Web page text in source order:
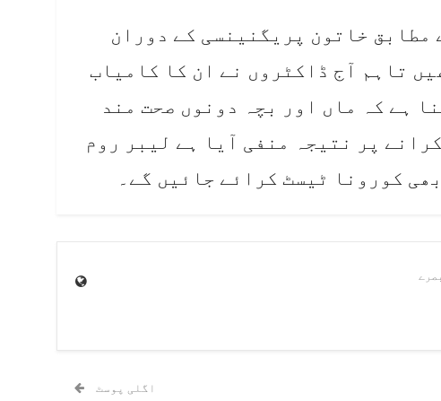
مطابق خاتون پریگنینسی کے دوران
تاہم آج ڈاکٹروں نے ان کا کامیاب
ہے کہ ماں اور بچہ دونوں صحت مند
پر نتیجہ منفی آیا ہے لیبر روم
کورونا ٹیسٹ کرائے جائیں گے۔
اگلی پوسٹ